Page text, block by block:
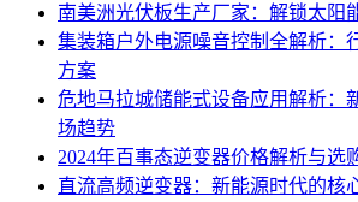
南美洲光伏板生产厂家：解锁太阳
集装箱户外电源噪音控制全解析：
方案
危地马拉城储能式设备应用解析：
场趋势
2024年百事态逆变器价格解析与选
直流高频逆变器：新能源时代的核